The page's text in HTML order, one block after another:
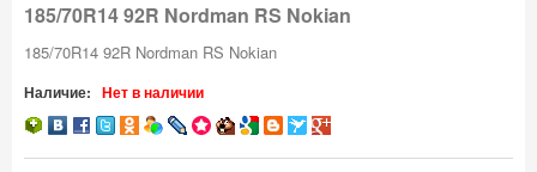
185/70R14 92R Nordman RS Nokian
185/70R14 92R Nordman RS Nokian
Наличие: Нет в наличии